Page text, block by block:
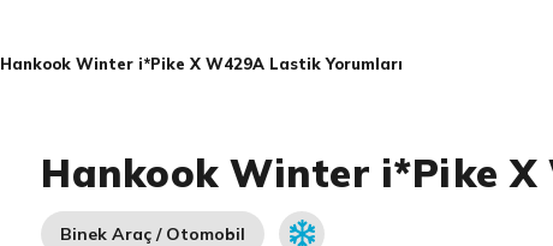
Hankook Winter i*Pike X W429A Lastik Yorumları
Hankook Winter i*Pike X
Binek Araç / Otomobil